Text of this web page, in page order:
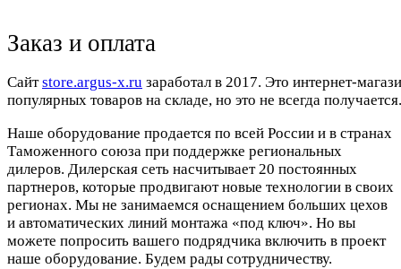
Заказ и оплата
Cайтstore.argus-x.ru заработал в 2017. Это интернет-
популярных товаров на складе, но это не всегда
Наше оборудование продается по всей России и в странах
Таможенного союза при поддержке региональных
дилеров. Дилерская сеть насчитывает 20 постоянных
партнеров, которые продвигают новые технологии в своих
регионах. Мы не занимаемся оснащением больших цехов
и автоматических линий монтажа «под ключ». Но вы
можете попросить вашего подрядчика включить в проект
наше оборудование. Будем рады сотрудничеству.